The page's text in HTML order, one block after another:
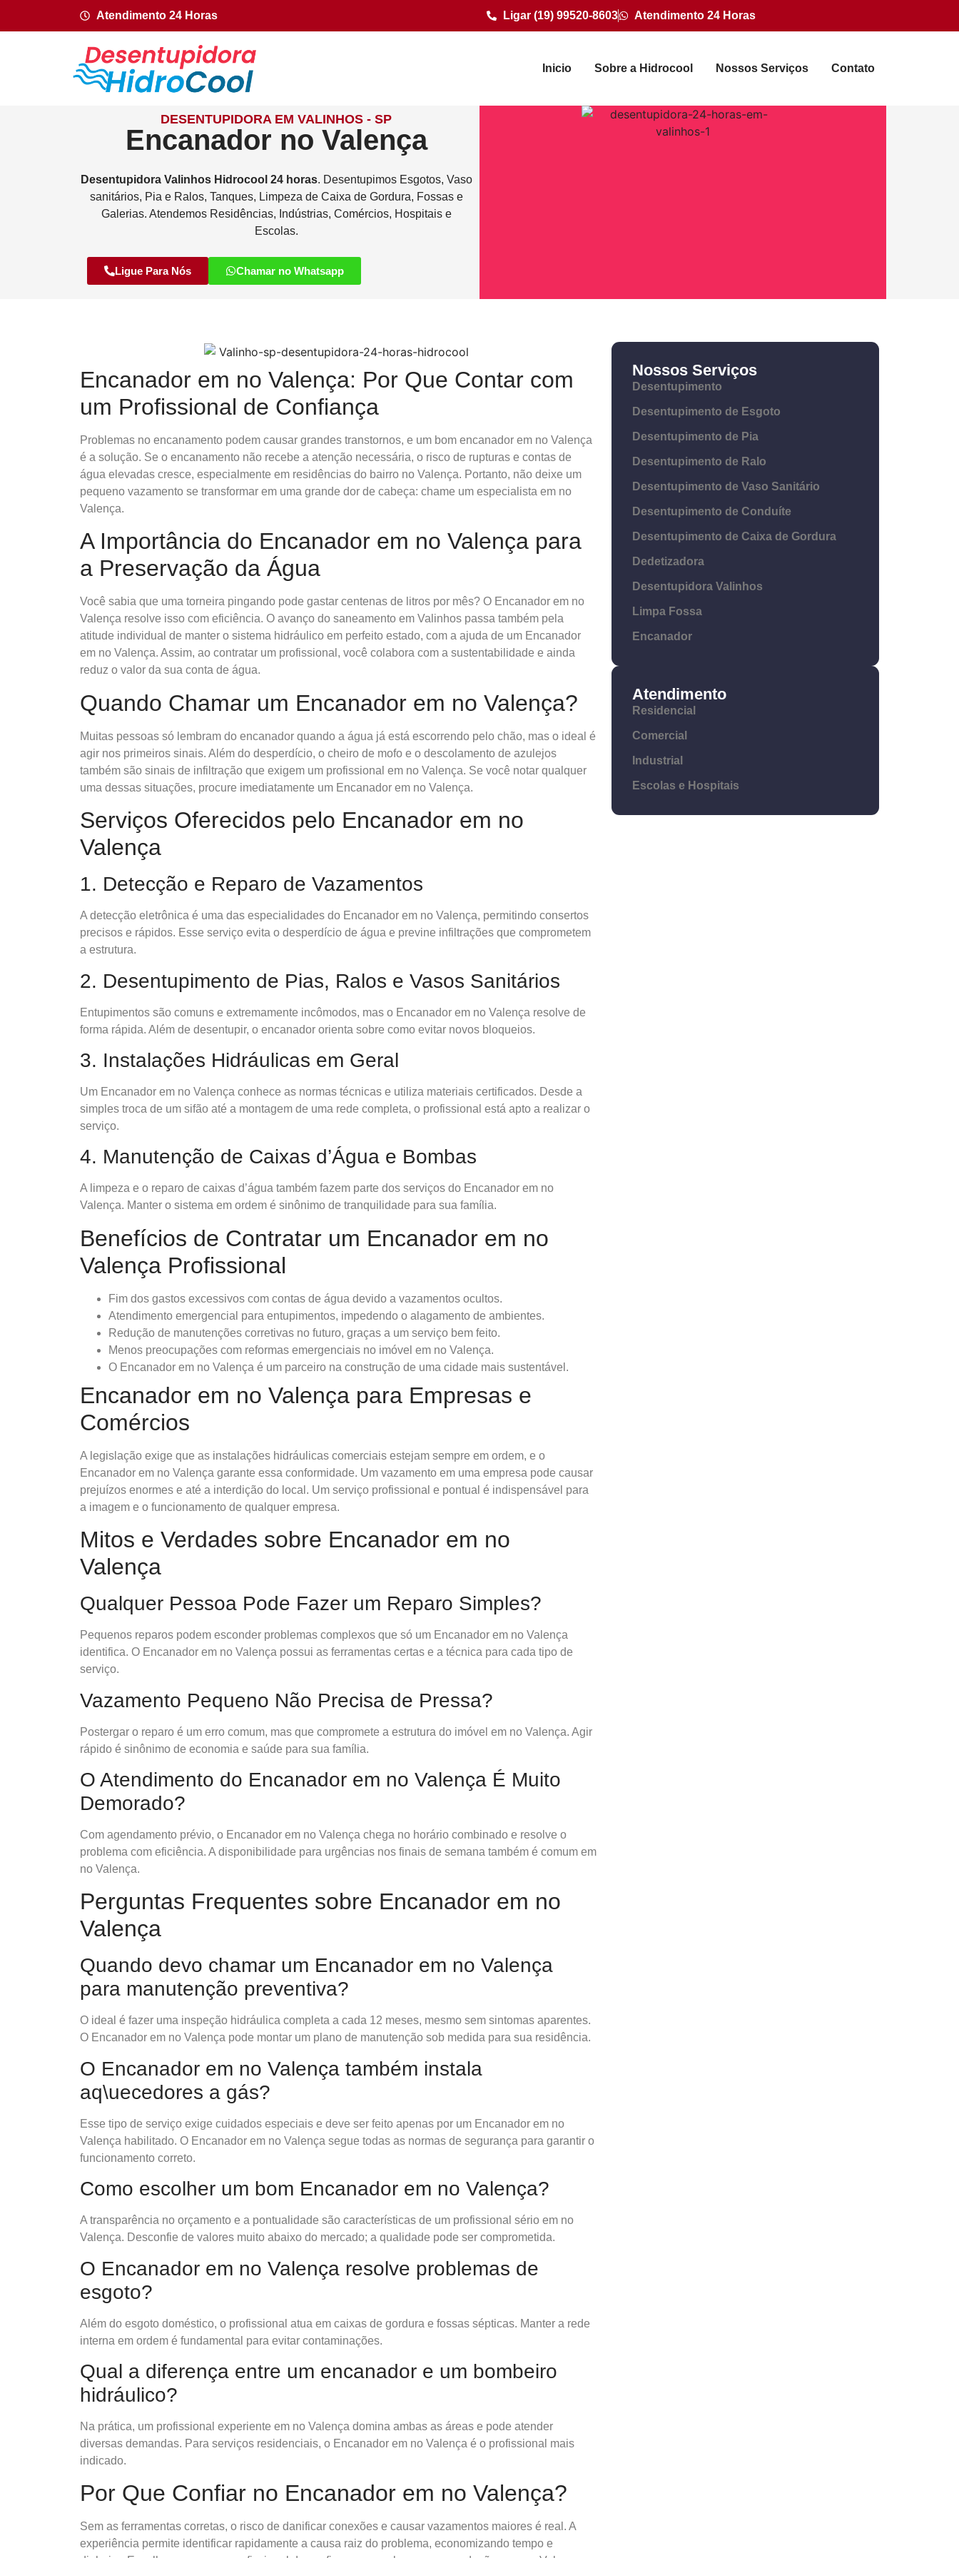
Atendimento 24 Horas Ligar (19) 99520-8603 Atendimento 24 Horas
Inicio Sobre a Hidrocool Nossos Serviços Contato
DESENTUPIDORA EM VALINHOS - SP
Encanador no Valença
Desentupidora Valinhos Hidrocool 24 horas. Desentupimos Esgotos, Vaso
sanitários, Pia e Ralos, Tanques, Limpeza de Caixa de Gordura, Fossas e
Galerias. Atendemos Residências, Indústrias, Comércios, Hospitais e
Escolas.
Ligue Para Nós Chamar no Whatsapp
Encanador em no Valença: Por Que Contar com
um Profissional de Confiança
Problemas no encanamento podem causar grandes transtornos, e um bom encanador em no Valença
é a solução. Se o encanamento não recebe a atenção necessária, o risco de rupturas e contas de
água elevadas cresce, especialmente em residências do bairro no Valença. Portanto, não deixe um
pequeno vazamento se transformar em uma grande dor de cabeça: chame um especialista em no
Valença.
A Importância do Encanador em no Valença para
a Preservação da Água
Você sabia que uma torneira pingando pode gastar centenas de litros por mês? O Encanador em no
Valença resolve isso com eficiência. O avanço do saneamento em Valinhos passa também pela
atitude individual de manter o sistema hidráulico em perfeito estado, com a ajuda de um Encanador
em no Valença. Assim, ao contratar um profissional, você colabora com a sustentabilidade e ainda
reduz o valor da sua conta de água.
Quando Chamar um Encanador em no Valença?
Muitas pessoas só lembram do encanador quando a água já está escorrendo pelo chão, mas o ideal é
agir nos primeiros sinais. Além do desperdício, o cheiro de mofo e o descolamento de azulejos
também são sinais de infiltração que exigem um profissional em no Valença. Se você notar qualquer
uma dessas situações, procure imediatamente um Encanador em no Valença.
Serviços Oferecidos pelo Encanador em no
Valença
1. Detecção e Reparo de Vazamentos
A detecção eletrônica é uma das especialidades do Encanador em no Valença, permitindo consertos
precisos e rápidos. Esse serviço evita o desperdício de água e previne infiltrações que comprometem
a estrutura.
2. Desentupimento de Pias, Ralos e Vasos Sanitários
Entupimentos são comuns e extremamente incômodos, mas o Encanador em no Valença resolve de
forma rápida. Além de desentupir, o encanador orienta sobre como evitar novos bloqueios.
3. Instalações Hidráulicas em Geral
Um Encanador em no Valença conhece as normas técnicas e utiliza materiais certificados. Desde a
simples troca de um sifão até a montagem de uma rede completa, o profissional está apto a realizar o
serviço.
4. Manutenção de Caixas d’Água e Bombas
A limpeza e o reparo de caixas d’água também fazem parte dos serviços do Encanador em no
Valença. Manter o sistema em ordem é sinônimo de tranquilidade para sua família.
Benefícios de Contratar um Encanador em no
Valença Profissional
Fim dos gastos excessivos com contas de água devido a vazamentos ocultos.
Atendimento emergencial para entupimentos, impedendo o alagamento de ambientes.
Redução de manutenções corretivas no futuro, graças a um serviço bem feito.
Menos preocupações com reformas emergenciais no imóvel em no Valença.
O Encanador em no Valença é um parceiro na construção de uma cidade mais sustentável.
Encanador em no Valença para Empresas e
Comércios
A legislação exige que as instalações hidráulicas comerciais estejam sempre em ordem, e o
Encanador em no Valença garante essa conformidade. Um vazamento em uma empresa pode causar
prejuízos enormes e até a interdição do local. Um serviço profissional e pontual é indispensável para
a imagem e o funcionamento de qualquer empresa.
Mitos e Verdades sobre Encanador em no
Valença
Qualquer Pessoa Pode Fazer um Reparo Simples?
Pequenos reparos podem esconder problemas complexos que só um Encanador em no Valença
identifica. O Encanador em no Valença possui as ferramentas certas e a técnica para cada tipo de
serviço.
Vazamento Pequeno Não Precisa de Pressa?
Postergar o reparo é um erro comum, mas que compromete a estrutura do imóvel em no Valença. Agir
rápido é sinônimo de economia e saúde para sua família.
O Atendimento do Encanador em no Valença É Muito
Demorado?
Com agendamento prévio, o Encanador em no Valença chega no horário combinado e resolve o
problema com eficiência. A disponibilidade para urgências nos finais de semana também é comum em
no Valença.
Perguntas Frequentes sobre Encanador em no
Valença
Quando devo chamar um Encanador em no Valença
para manutenção preventiva?
O ideal é fazer uma inspeção hidráulica completa a cada 12 meses, mesmo sem sintomas aparentes.
O Encanador em no Valença pode montar um plano de manutenção sob medida para sua residência.
O Encanador em no Valença também instala
aq\uecedores a gás?
Esse tipo de serviço exige cuidados especiais e deve ser feito apenas por um Encanador em no
Valença habilitado. O Encanador em no Valença segue todas as normas de segurança para garantir o
funcionamento correto.
Como escolher um bom Encanador em no Valença?
A transparência no orçamento e a pontualidade são características de um profissional sério em no
Valença. Desconfie de valores muito abaixo do mercado; a qualidade pode ser comprometida.
O Encanador em no Valença resolve problemas de
esgoto?
Além do esgoto doméstico, o profissional atua em caixas de gordura e fossas sépticas. Manter a rede
interna em ordem é fundamental para evitar contaminações.
Qual a diferença entre um encanador e um bombeiro
hidráulico?
Na prática, um profissional experiente em no Valença domina ambas as áreas e pode atender
diversas demandas. Para serviços residenciais, o Encanador em no Valença é o profissional mais
indicado.
Por Que Confiar no Encanador em no Valença?
Sem as ferramentas corretas, o risco de danificar conexões e causar vazamentos maiores é real. A
experiência permite identificar rapidamente a causa raiz do problema, economizando tempo e
Nossos Serviços
Desentupimento
Desentupimento de Esgoto
Desentupimento de Pia
Desentupimento de Ralo
Desentupimento de Vaso Sanitário
Desentupimento de Conduíte
Desentupimento de Caixa de Gordura
Dedetizadora
Desentupidora Valinhos
Limpa Fossa
Encanador
Atendimento
Residencial
Comercial
Industrial
Escolas e Hospitais